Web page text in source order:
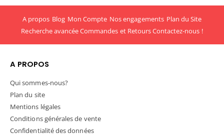
A propos Blog Mon Compte Nos engagements Plan du Site
Recherche avancéeCommandes et RetoursContactez-nous !
A PROPOS
Qui sommes-nous?
Plan du site
Mentions légales
Conditions générales de vente
Confidentialité des données